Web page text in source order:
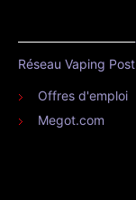
Réseau Vaping Post
Offres d'emploi
Megot.com